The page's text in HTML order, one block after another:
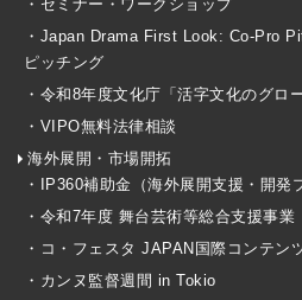
・セミナー・ワークショップ
・Japan Drama First Look: Co-Pro
ピッチング
・令和8年度文化庁「活字文化のグロ
・VIPO無料法律相談
海外展開・市場開拓
・IP360補助金（海外展開支援・開発
・令和7年度 舞台芸術等総合支援事業
・コ・フェスタ JAPAN国際コンテン
・カンヌ監督週間 in Tokio